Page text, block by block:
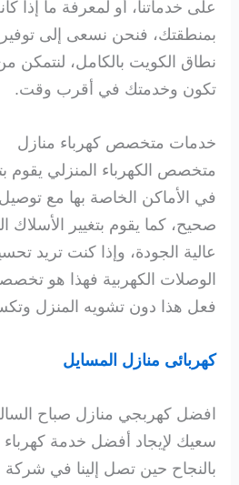
على خدماتنا، أو لمعرفة ما إذا
بمنطقتك، فنحن نسعى إلى
نطاق الكويت بالكامل، لنتمكن
تكون وخدمتك في أقرب وقت.
خدمات متخصص كهرباء منازل
متخصص الكهرباء المنزلي يقوم
في الأماكن الخاصة بها مع
صحيح، كما يقوم بتغيير الأسلاك
عالية الجودة، وإذا كنت تريد
الوصلات الكهربية فهذا هو
فعل هذا دون تشويه المنزل
كهربائى منازل المسايل
افضل كهربجي منازل صباح
سعيك لإيجاد أفضل خدمة كهرباء
بالنجاح حين تصل إلينا في شركة